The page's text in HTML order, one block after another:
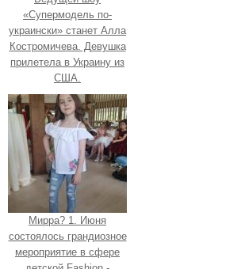
«Супермодель по-
украински» станет Алла
Костромичева. Девушка
прилетела в Украину из
США.
Мирра? 1. Июня
состоялось грандиозное
мероприятие в сфере